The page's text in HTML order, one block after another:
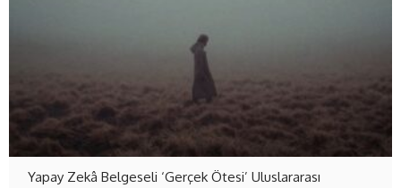
Yapay Zekâ Belgeseli ‘Gerçek Ötesi’ Uluslararası